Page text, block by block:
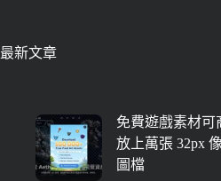
最新文章
免費遊戲素材可
放上萬張 32px
圖檔